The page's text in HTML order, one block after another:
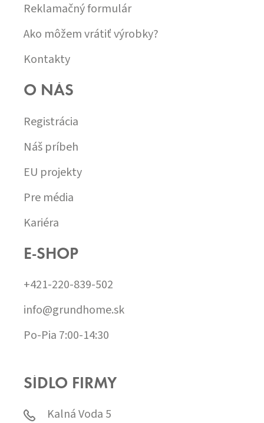
Reklamačný formulár
Ako môžem vrátiť výrobky?
Kontakty
O NÁS
Registrácia
Náš príbeh
EU projekty
Pre média
Kariéra
E-SHOP
+421-220-839-502
info@grundhome.sk
Po-Pia 7:00-14:30
SÍDLO FIRMY
Kalná Voda 5